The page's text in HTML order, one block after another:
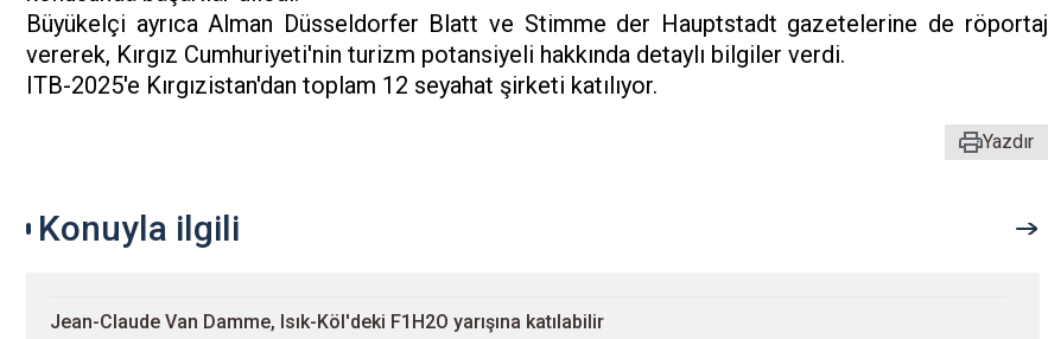
Büyükelçi ayrıca Alman Düsseldorfer Blatt ve Stimme der Hauptstadt gazetelerine de röportaj
vererek, Kırgız Cumhuriyeti'nin turizm potansiyeli hakkında detaylı bilgiler verdi.
ITB-2025'e Kırgızistan'dan toplam 12 seyahat şirketi katılıyor.
Yazdır
Konuyla ilgili
Jean-Claude Van Damme, Isık-Köl'deki F1H2O yarışına katılabilir